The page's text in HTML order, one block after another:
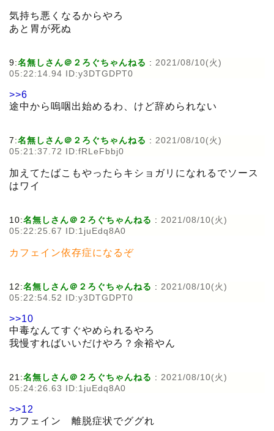
気持ち悪くなるからやろ
あと胃が死ぬ
9:名無しさん＠２ろぐちゃんねる : 2021/08/10(火)
05:22:14.94 ID:y3DTGDPT0
>>6
途中から嗚咽出始めるわ、けど辞められない
7:名無しさん＠２ろぐちゃんねる : 2021/08/10(火)
05:21:37.72 ID:fRLeFbbj0
加えてたばこもやったらキショガリになれるでソース
はワイ
10:名無しさん＠２ろぐちゃんねる : 2021/08/10(火)
05:22:25.67 ID:1juEdq8A0
カフェイン依存症になるぞ
12:名無しさん＠２ろぐちゃんねる : 2021/08/10(火)
05:22:54.52 ID:y3DTGDPT0
>>10
中毒なんてすぐやめられるやろ
我慢すればいいだけやろ？余裕やん
21:名無しさん＠２ろぐちゃんねる : 2021/08/10(火)
05:24:26.63 ID:1juEdq8A0
>>12
カフェイン 離脱症状でググれ